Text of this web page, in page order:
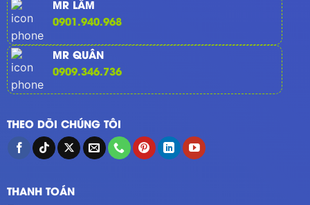
MR LÂM
0901.940.968
MR QUÂN
0909.346.736
THEO DÕI CHÚNG TÔI
THANH TOÁN